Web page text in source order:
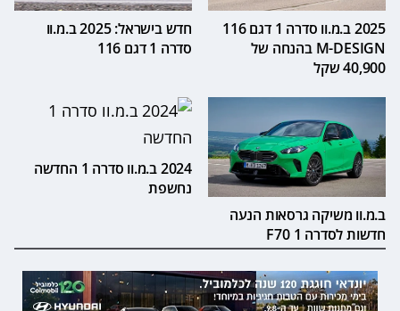
2025 ב.מ.וו סדרה 1 דגם 116
M-DESIGN בהנחה של
40,900 שקל
חדש בישראל: 2025 ב.מ.וו
סדרה 1 דגם 116
ב.מ.וו משיקה גרסאות הנעה
חדשות לסדרה 1 F70
2024 ב.מ.וו סדרה 1 החדשה
נחשפת